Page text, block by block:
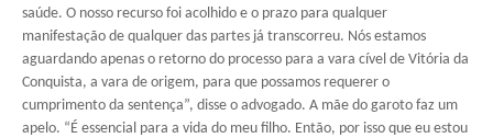
saúde. O nosso recurso foi acolhido e o prazo para qualquer
manifestação de qualquer das partes já transcorreu. Nós estamos
aguardando apenas o retorno do processo para a vara cível de Vitória da
Conquista, a vara de origem, para que possamos requerer o
cumprimento da sentença”, disse o advogado. A mãe do garoto faz um
apelo. “É essencial para a vida do meu filho. Então, por isso que eu estou